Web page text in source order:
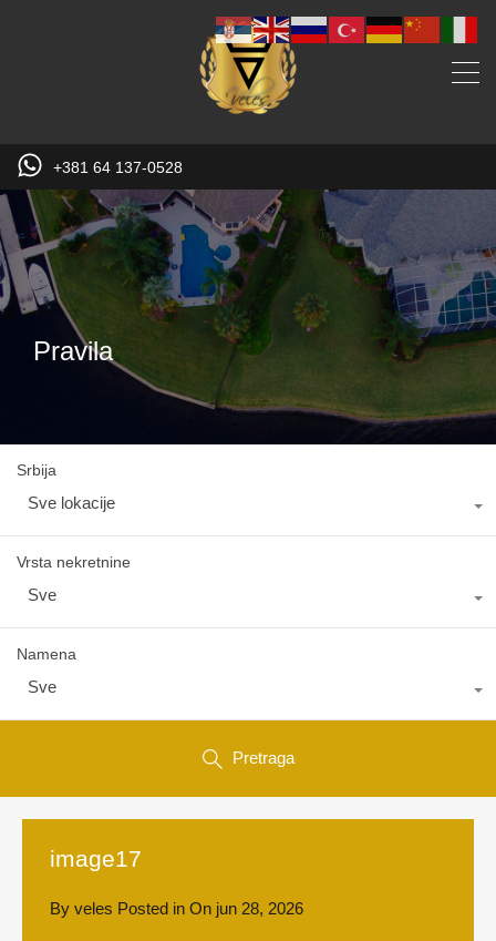
+381 64 137-0528
Pravila
Srbija
Sve lokacije
Vrsta nekretnine
Sve
Namena
Sve
Pretraga
image17
By veles Posted in On jun 28, 2026